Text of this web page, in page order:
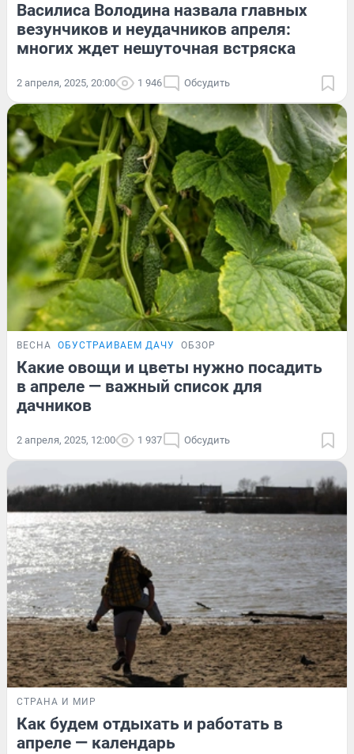
Василиса Володина назвала главных
везунчиков и неудачников апреля:
многих ждет нешуточная встряска
2 апреля, 2025, 20:00 1 946 Обсудить
ВЕСНА ОБУСТРАИВАЕМ ДАЧУ ОБЗОР
Какие овощи и цветы нужно посадить
в апреле — важный список для
дачников
2 апреля, 2025, 12:00 1 937 Обсудить
СТРАНА И МИР
Как будем отдыхать и работать в
апреле — календарь